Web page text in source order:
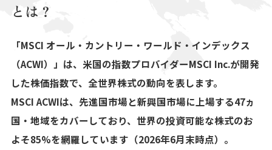
とは？
「MSCI オール・カントリー・ワールド・インデックス
（ACWI）」は、米国の指数プロバイダーMSCI Inc.が開発
した株価指数で、全世界株式の動向を表します。
MSCI ACWIは、先進国市場と新興国市場に上場する47ヵ
国・地域をカバーしており、世界の投資可能な株式のお
よそ85%を網羅しています（2026年6月末時点）。